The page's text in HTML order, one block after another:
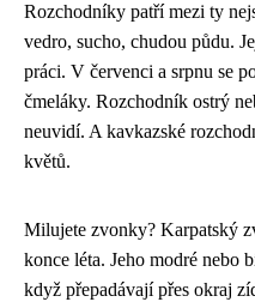
Rozchodníky patří mezi ty
vedro, sucho, chudou půdu.
práci. V červenci a srpnu se
čmeláky. Rozchodník ostrý
neuvidí. A kavkazské
květů.
Milujete zvonky? Karpatský
konce léta. Jeho modré nebo
když přepadávají přes okraj